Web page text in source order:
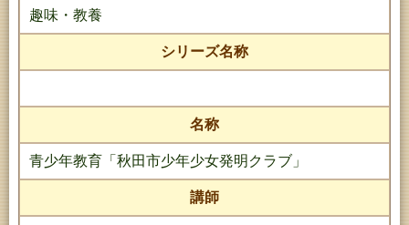
趣味・教養
シリーズ名称
名称
青少年教育「秋田市少年少女発明クラブ」
講師